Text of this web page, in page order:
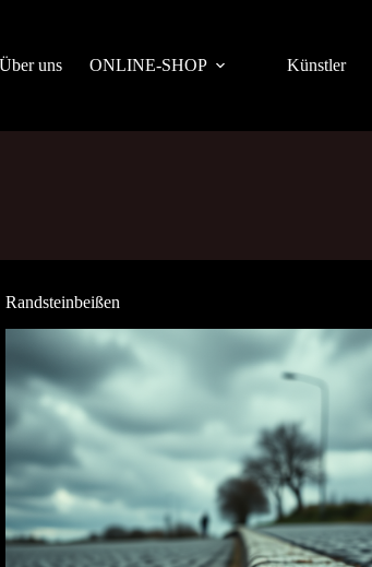
Über uns
ONLINE-SHOP Künstler
Randsteinbeißen